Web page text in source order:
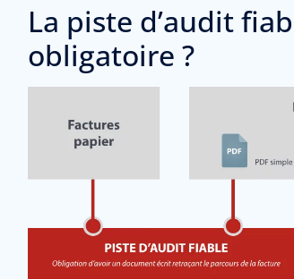
La piste d’audit
obligatoire ?